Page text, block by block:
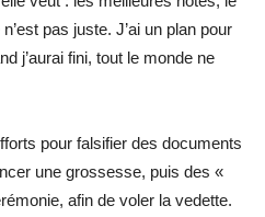
pas juste. J’ai un plan pour
j’aurai fini, tout le monde ne
pour falsifier des documents
une grossesse, puis des «
afin de voler la vedette.